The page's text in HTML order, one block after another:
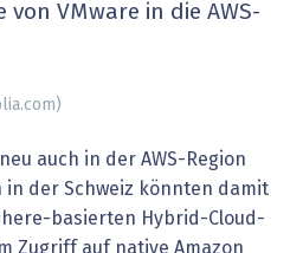
VMware in die AWS-
auch in der AWS-Region
der Schweiz könnten damit
basierten Hybrid-Cloud-
Zugriff auf native Amazon